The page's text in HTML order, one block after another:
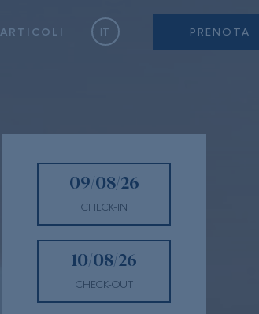
ARTICOLI IT PRENOTA
CHECK-IN
CHECK-OUT